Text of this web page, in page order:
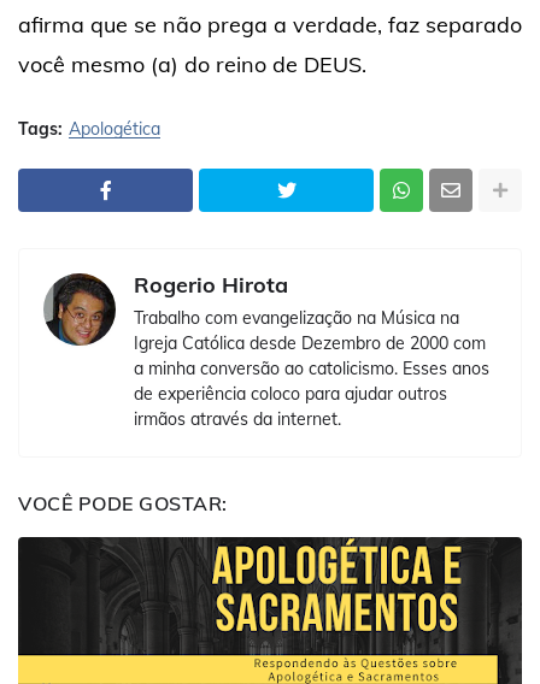
afirma que se não prega a verdade, faz separado
você mesmo (a) do reino de DEUS.
Tags: Apologética
Rogerio Hirota
Trabalho com evangelização na Música na
Igreja Católica desde Dezembro de 2000 com
a minha conversão ao catolicismo. Esses anos
de experiência coloco para ajudar outros
irmãos através da internet.
VOCÊ PODE GOSTAR: